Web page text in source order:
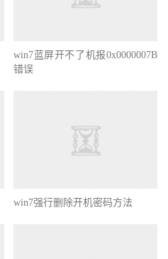
win7蓝屏开不了机报0x0000007B
错误
win7强行删除开机密码方法